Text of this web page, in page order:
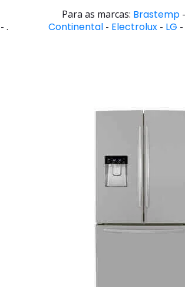
- .
Para as marcas: Brastemp-
Continental - Electrolux - LG -